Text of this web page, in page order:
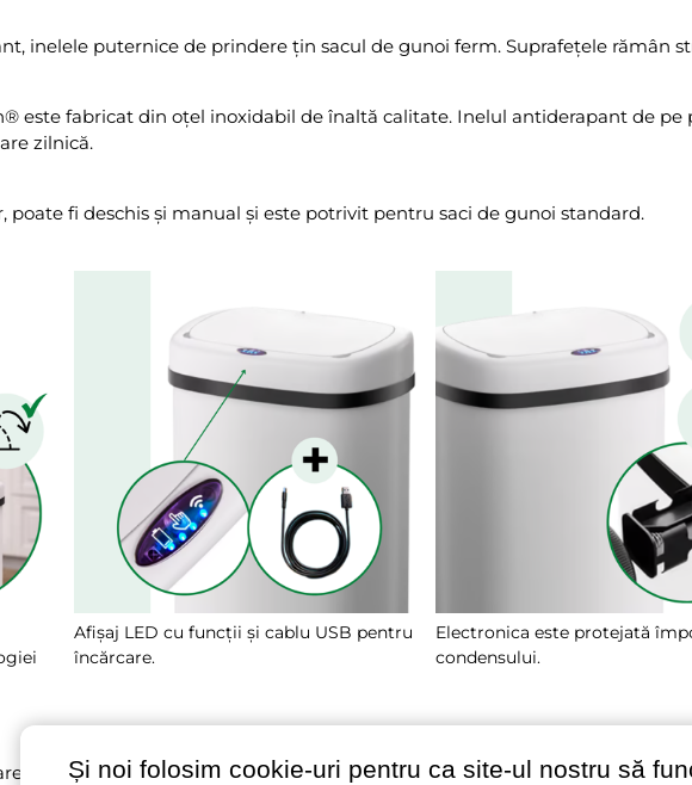
inelele puternice de prindere țin sacul de gunoi ferm. Suprafețele rămân
este fabricat din oțel inoxidabil de înaltă calitate. Inelul antiderapant de
zilnică.
poate fi deschis și manual și este potrivit pentru saci de gunoi standard.
Afișaj LED cu funcții și cablu USB pentru
încărcare.
Electronica este protejată
condensului.
mâinii cu tehnologia senzorilor
Și noi folosim cookie-uri pentru ca site-ul nostru să